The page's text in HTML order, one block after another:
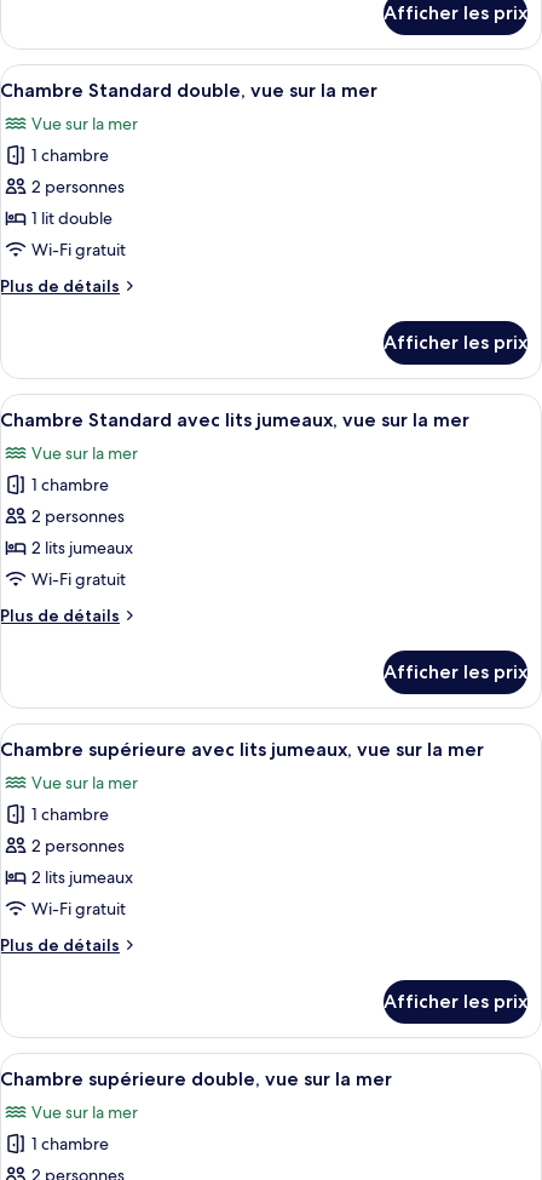
Chambre
simple
Standard
Chambre
simple
Standard
Afficher les prix
Afficher
toutes
les
photos
pour
ce
type
chambre :
double,
vue
la
mer
Une chambre d’hôtel comprenant
4
Chambre Standard double, vue sur la mer
Vue sur la mer
1 chambre
2 personnes
1 lit double
Wi-Fi gratuit
Plus de détails
Plus
Chambre
Standard
double,
sur
la
mer
Afficher les prix
Afficher
toutes
les
photos
pour
ce
type
chambre :
avec
lits
vue
sur
la
mer
Une chambre d’hôtel avec deux lits,
1
Chambre Standard avec lits jumeaux, vue sur la mer
Vue sur la mer
1 chambre
2 personnes
2 lits jumeaux
Wi-Fi gratuit
Plus de détails
Plus
Chambre
Standard
avec
jumeaux,
vue
sur
la
mer
Afficher les prix
Afficher
toutes
les
photos
pour
ce
type
chambre :
avec
lits
vue
sur
Une chambre d’hôtel avec un grand
2
Chambre supérieure avec lits jumeaux, vue sur la mer
Vue sur la mer
1 chambre
2 personnes
2 lits jumeaux
Wi-Fi gratuit
Plus de détails
Plus
Chambre
supérieure
avec
jumeaux,
vue
sur
Afficher les prix
Afficher
toutes
les
photos
Une chambre d’hôtel avec un lit
5
Chambre supérieure double, vue sur la mer
Vue sur la mer
1 chambre
2 personnes